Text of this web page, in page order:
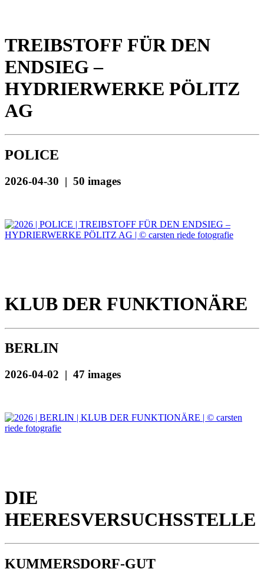
TREIBSTOFF FÜR DEN
ENDSIEG –
HYDRIERWERKE PÖLITZ
AG
POLICE
2026-04-30 | 50 images
KLUB DER FUNKTIONÄRE
BERLIN
2026-04-02 | 47 images
DIE
HEERESVERSUCHSSTELLE
KUMMERSDORF-GUT